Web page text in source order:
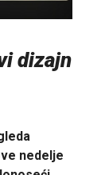
dizajn
nedelje